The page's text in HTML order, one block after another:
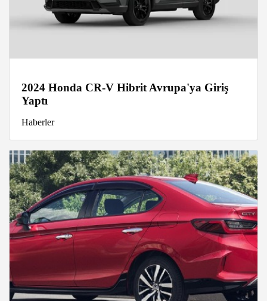
2024 Honda CR-V Hibrit Avrupa'ya Giriş
Yaptı
Haberler